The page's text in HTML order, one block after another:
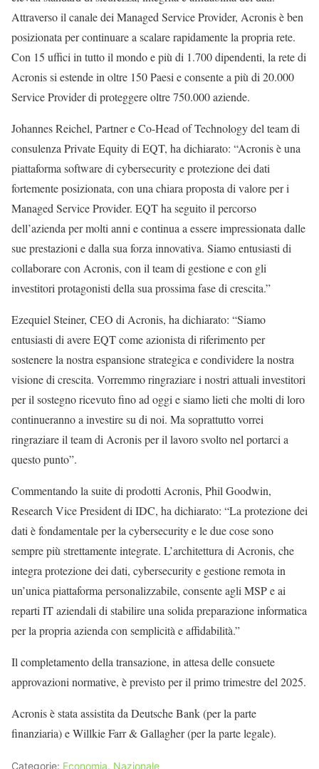
Attraverso il canale dei Managed Service Provider, Acronis è ben
posizionata per continuare a scalare rapidamente la propria rete.
Con 15 uffici in tutto il mondo e più di 1.700 dipendenti, la rete di
Acronis si estende in oltre 150 Paesi e consente a più di 20.000
Service Provider di proteggere oltre 750.000 aziende.
Johannes Reichel, Partner e Co-Head of Technology del team di
consulenza Private Equity di EQT, ha dichiarato: “Acronis è una
piattaforma software di cybersecurity e protezione dei dati
fortemente posizionata, con una chiara proposta di valore per i
Managed Service Provider. EQT ha seguito il percorso
dell’azienda per molti anni e continua a essere impressionata dalle
sue prestazioni e dalla sua forza innovativa. Siamo entusiasti di
collaborare con Acronis, con il team di gestione e con gli
investitori protagonisti della sua prossima fase di crescita.”
Ezequiel Steiner, CEO di Acronis, ha dichiarato: “Siamo
entusiasti di avere EQT come azionista di riferimento per
sostenere la nostra espansione strategica e condividere la nostra
visione di crescita. Vorremmo ringraziare i nostri attuali investitori
per il sostegno ricevuto fino ad oggi e siamo lieti che molti di loro
continueranno a investire su di noi. Ma soprattutto vorrei
ringraziare il team di Acronis per il lavoro svolto nel portarci a
questo punto”.
Commentando la suite di prodotti Acronis, Phil Goodwin,
Research Vice President di IDC, ha dichiarato: “La protezione dei
dati è fondamentale per la cybersecurity e le due cose sono
sempre più strettamente integrate. L’architettura di Acronis, che
integra protezione dei dati, cybersecurity e gestione remota in
un’unica piattaforma personalizzabile, consente agli MSP e ai
reparti IT aziendali di stabilire una solida preparazione informatica
per la propria azienda con semplicità e affidabilità.”
Il completamento della transazione, in attesa delle consuete
approvazioni normative, è previsto per il primo trimestre del 2025.
Acronis è stata assistita da Deutsche Bank (per la parte
finanziaria) e Willkie Farr & Gallagher (per la parte legale).
Categorie: Economia, Nazionale